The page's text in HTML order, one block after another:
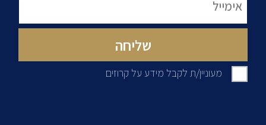
מעוניין/ת לקבל מידע על קרוזים